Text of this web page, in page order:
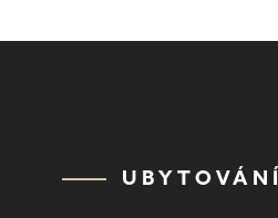
UBYTOVÁNÍ